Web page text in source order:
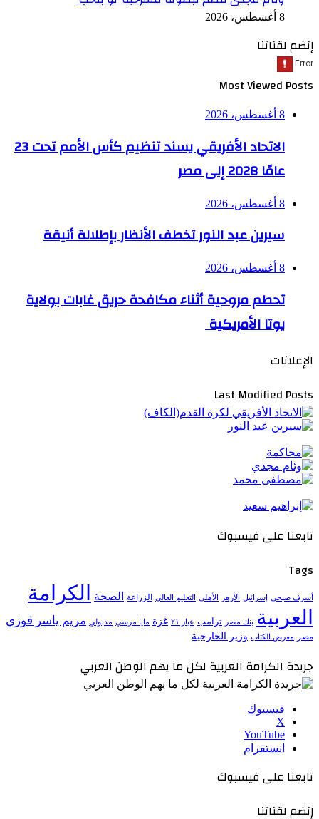
8 أغسطس، 2026
إنضم لقناتنا
Most Viewed Posts
8 أغسطس، 2026
الاتحاد الأفريقي يسند تنظيم كأس الأمم تحت 23
عامًا 2028 إلى مصر
8 أغسطس، 2026
سيرين عبد النور تخطف الأنظار بإطلالة أنيقة
8 أغسطس، 2026
تحطم مروحية أثناء مكافحة حريق غابات بولاية
يوتا الأمريكية
الإعلانات
Last Modified Posts
تابعنا على فيسبوك
Tags
أشرف صبحي إسرائيل الأزهر الأهلي التعليم العالي الزراعة الصحة
الكرامة
العربية
بنك مصر ترامب عيار ٢١ غزة مايا مرسي مدبولي مريم ياسر فوزي
مصر معرض الكتاب وزير الخارجية
جريدة الكرامة العربية لكل ما يهم الوطن العربي
فيسبوك
‫X
‫YouTube
انستقرام
تابعنا على فيسبوك
إنضم لقناتنا